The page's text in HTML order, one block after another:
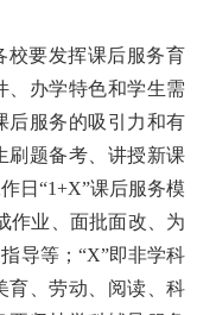
校要发挥课后服务育
、办学特色和学生需
后服务的吸引力和有
刷题备考、讲授新课
日“1+X”课后服务模
作业、面批面改、为
导等；“X”即非学科
育、劳动、阅读、科